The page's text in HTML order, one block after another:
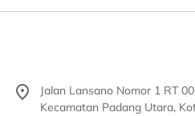
Jalan Lansano Nomor 1 RT
Kecamatan Padang Utara,